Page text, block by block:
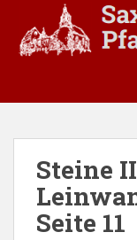
Steine
Seite 11